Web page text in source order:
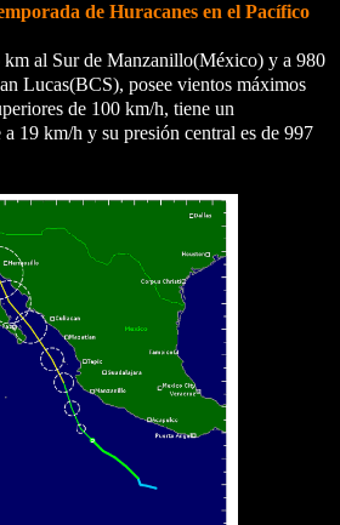
de Huracanes en el Pacífico
km al Sur de Manzanillo(México) y a 980
Lucas(BCS), posee vientos máximos
de 100 km/h, tiene un
19 km/h y su presión central es de 997